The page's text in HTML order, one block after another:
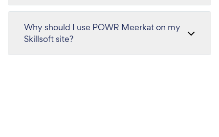
Why should I use POWR Meerkat on my
Skillsoft site?